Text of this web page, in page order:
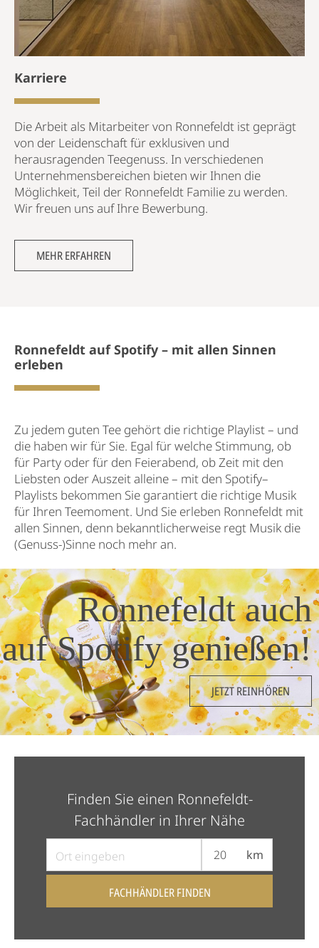
Karriere
Die Arbeit als Mitarbeiter von Ronnefeldt ist geprägt
von der Leidenschaft für exklusiven und
herausragenden Teegenuss. In verschiedenen
Unternehmensbereichen bieten wir Ihnen die
Möglichkeit, Teil der Ronnefeldt Familie zu werden.
Wir freuen uns auf Ihre Bewerbung.
MEHR ERFAHREN
Ronnefeldt auf Spotify – mit allen Sinnen
erleben
Zu jedem guten Tee gehört die richtige Playlist – und
die haben wir für Sie. Egal für welche Stimmung, ob
für Party oder für den Feierabend, ob Zeit mit den
Liebsten oder Auszeit alleine – mit den Spotify–
Playlists bekommen Sie garantiert die richtige Musik
für Ihren Teemoment. Und Sie erleben Ronnefeldt mit
allen Sinnen, denn bekanntlicherweise regt Musik die
(Genuss-)Sinne noch mehr an.
Ronnefeldt auch
auf Spotify genießen!
JETZT REINHÖREN
Finden Sie einen Ronnefeldt-
Fachhändler in Ihrer Nähe
km